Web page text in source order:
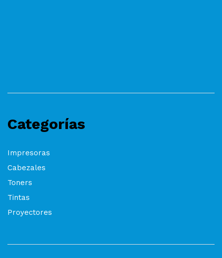
Categorías
Impresoras
Cabezales
Toners
Tintas
Proyectores